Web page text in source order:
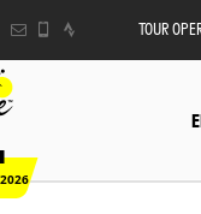
TOUR